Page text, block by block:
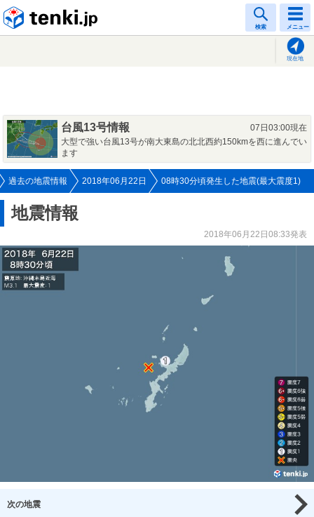
検索 メニュー
現在地
台風13号情報
07日03:00現在
大型で強い台風13号が南大東島の北北西約150kmを西に進んでい
ます
過去の地震情報 2018年06月22日 08時30分頃発生した地震(最大震度1)
地震情報
2018年06月22日08:33発表
次の地震